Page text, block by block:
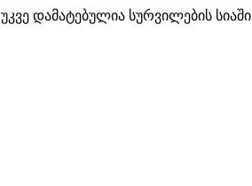
უკვე დამატებულია სურვილების სიაში